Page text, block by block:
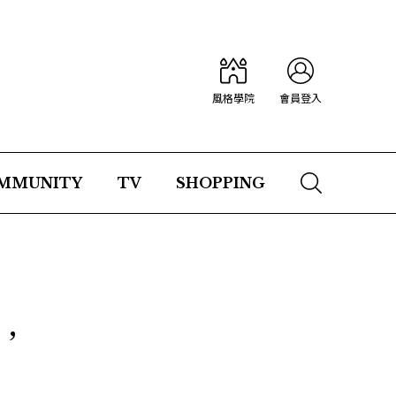
風格學院 會員登入
TV SHOPPING